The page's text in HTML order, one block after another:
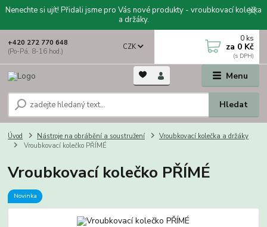
Nenechte si ujít! Přidali jsme pro Vás nové produkty - vroubkovací kolečka
a držáky.
Menu
CZK
Hledat
+420 272 770 648
(Po-Pá, 8-16 hod.)
0 ks
za 0 Kč
Úvod Nástroje na obrábění a soustružení
Vroubkovací kolečka a držáky
Vroubkovací kolečko PŘÍMÉ
Vroubkovací kolečko PŘÍMÉ
Novinka